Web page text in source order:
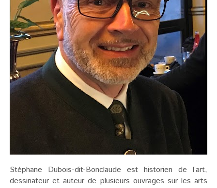
Stéphane Dubois-dit-Bonclaude est historien de l’art,
dessinateur et auteur de plusieurs ouvrages sur les arts